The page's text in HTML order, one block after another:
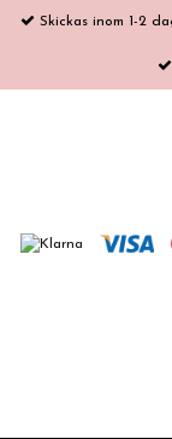
Skickas inom 1-2